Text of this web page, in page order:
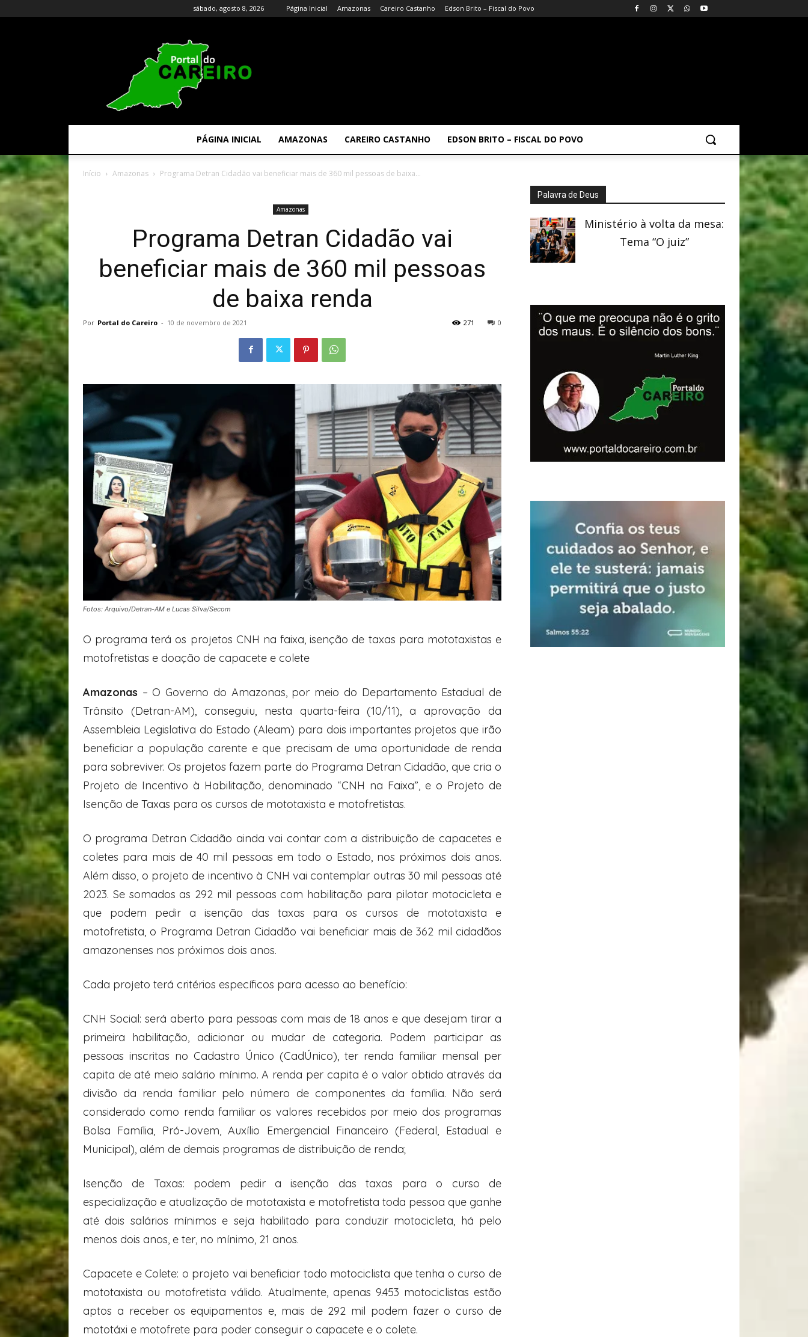
sábado, agosto 8, 2026 Página Inicial Amazonas Careiro Castanho Edson Brito – Fiscal do Povo
PÁGINA INICIAL AMAZONAS CAREIRO CASTANHO EDSON BRITO – FISCAL DO POVO
Início Amazonas Programa Detran Cidadão vai beneficiar mais de 360 mil pessoas de baixa...
Amazonas
Programa Detran Cidadão vai
beneficiar mais de 360 mil pessoas
de baixa renda
Por Portal do Careiro - 10 de novembro de 2021 0
271
Fotos: Arquivo/Detran-AM e Lucas Silva/Secom
O programa terá os projetos CNH na faixa, isenção de taxas para mototaxistas e
motofretistas e doação de capacete e colete
Amazonas – O Governo do Amazonas, por meio do Departamento Estadual de
Trânsito (Detran-AM), conseguiu, nesta quarta-feira (10/11), a aprovação da
Assembleia Legislativa do Estado (Aleam) para dois importantes projetos que irão
beneficiar a população carente e que precisam de uma oportunidade de renda
para sobreviver. Os projetos fazem parte do Programa Detran Cidadão, que cria o
Projeto de Incentivo à Habilitação, denominado “CNH na Faixa”, e o Projeto de
Isenção de Taxas para os cursos de mototaxista e motofretistas.
O programa Detran Cidadão ainda vai contar com a distribuição de capacetes e
coletes para mais de 40 mil pessoas em todo o Estado, nos próximos dois anos.
Além disso, o projeto de incentivo à CNH vai contemplar outras 30 mil pessoas até
2023. Se somados as 292 mil pessoas com habilitação para pilotar motocicleta e
que podem pedir a isenção das taxas para os cursos de mototaxista e
motofretista, o Programa Detran Cidadão vai beneficiar mais de 362 mil cidadãos
amazonenses nos próximos dois anos.
Cada projeto terá critérios específicos para acesso ao benefício:
CNH Social: será aberto para pessoas com mais de 18 anos e que desejam tirar a
primeira habilitação, adicionar ou mudar de categoria. Podem participar as
pessoas inscritas no Cadastro Único (CadÚnico), ter renda familiar mensal per
capita de até meio salário mínimo. A renda per capita é o valor obtido através da
divisão da renda familiar pelo número de componentes da família. Não será
considerado como renda familiar os valores recebidos por meio dos programas
Bolsa Família, Pró-Jovem, Auxílio Emergencial Financeiro (Federal, Estadual e
Municipal), além de demais programas de distribuição de renda;
Isenção de Taxas: podem pedir a isenção das taxas para o curso de
especialização e atualização de mototaxista e motofretista toda pessoa que ganhe
até dois salários mínimos e seja habilitado para conduzir motocicleta, há pelo
menos dois anos, e ter, no mínimo, 21 anos.
Capacete e Colete: o projeto vai beneficiar todo motociclista que tenha o curso de
mototaxista ou motofretista válido. Atualmente, apenas 9.453 motociclistas estão
aptos a receber os equipamentos e, mais de 292 mil podem fazer o curso de
mototáxi e motofrete para poder conseguir o capacete e o colete.
Palavra de Deus
Ministério à volta da mesa:
Tema “O juiz”